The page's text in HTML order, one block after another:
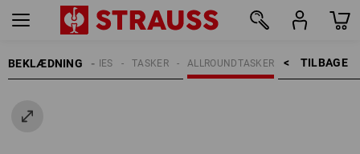
BEKLÆDNING TILBAGE    >
ALLROUNDTASKER
TASKER
ACCESSORIES